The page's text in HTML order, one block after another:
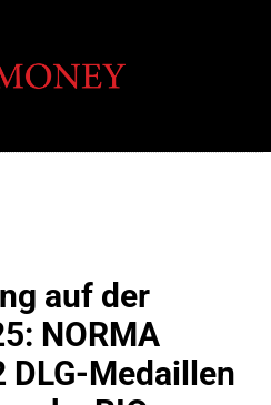
auf der
NORMA
Medaillen